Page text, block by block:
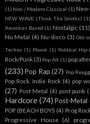
(1) Neo / Modern Classical (1)
NEW WAVE (Think The Smiths) (1)
American Based (1) Nostalgic (11)
Nu Metal (4) Nu-disco (3) Old-
Techno (1) Phonk (1) Political Hip-
Rock/Punk (3) Pop Alt (1) pop
(233) Pop Rap (27) Pop
Pop Rock. Indie Rock (4) pop
(27) Post Metal (4) post punk
Hardcore (74) Post-Metal
POP (BEACH BOYS (4) Prog
Progressive House (6)